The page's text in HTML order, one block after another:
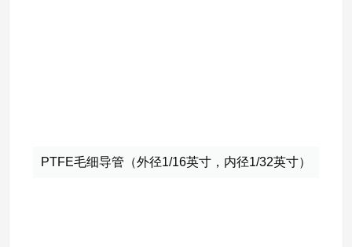
PTFE毛细导管（外径1/16英寸，内径1/32英寸）